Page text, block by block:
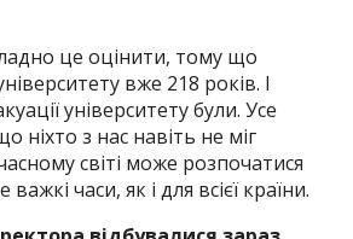
це оцінити, тому що
вже 218 років. І
університету були. Усе
ніхто з нас навіть не міг
світі може розпочатися
часи, як і для всієї країни.